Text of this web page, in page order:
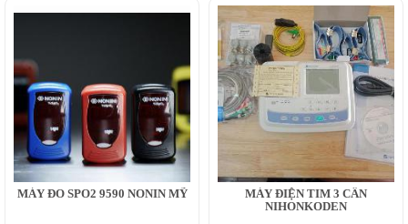
MÁY ĐO SPO2 9590 NONIN MỸ
MÁY ĐIỆN TIM 3 CẦN
NIHONKODEN